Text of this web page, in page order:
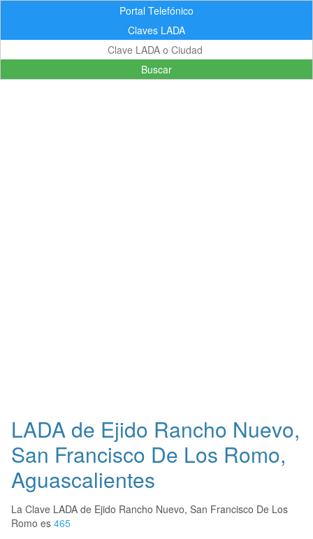
Portal Telefónico
Claves LADA
Buscar
LADA de Ejido Rancho Nuevo,
San Francisco De Los Romo,
Aguascalientes
La Clave LADA de Ejido Rancho Nuevo, San Francisco De Los
Romo es 465